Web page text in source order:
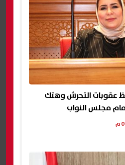
عقوبات التحرش وهتك
مجلس النواب